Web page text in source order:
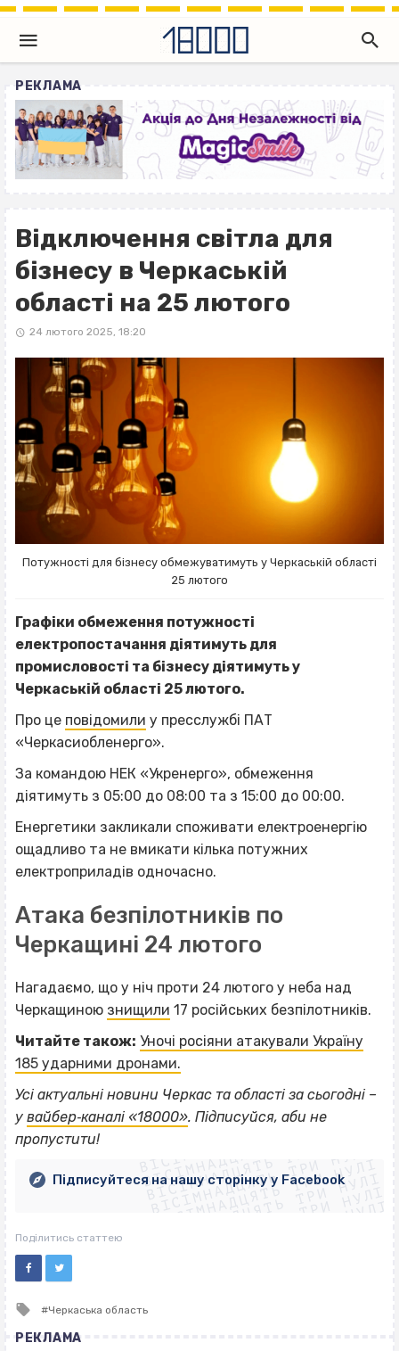
РЕКЛАМА
Відключення світла для
бізнесу в Черкаській
області на 25 лютого
24 лютого 2025, 18:20
Потужності для бізнесу обмежуватимуть у Черкаській області
25 лютого
Графіки обмеження потужності
електропостачання діятимуть для
промисловості та бізнесу діятимуть у
Черкаській області 25 лютого.
Про це повідомили у пресслужбі ПАТ
«Черкасиобленерго».
За командою НЕК «Укренерго», обмеження
діятимуть з 05:00 до 08:00 та з 15:00 до 00:00.
Енергетики закликали споживати електроенергію
ощадливо та не вмикати кілька потужних
електроприладів одночасно.
Атака безпілотників по
Черкащині 24 лютого
Нагадаємо, що у ніч проти 24 лютого у неба над
Черкащиною знищили 17 російських безпілотників.
Читайте також: Уночі росіяни атакували Україну
185 ударними дронами.
Усі актуальні новини Черкас та області за сьогодні –
у вайбер‐каналі «18000». Підписуйся, аби не
пропустити!
ВІСІМНАДЦЯТЬ ТРИ НУЛІ
ВІСІМНАДЦЯТЬ ТРИ НУЛІ
ВІСІМНАДЦЯТЬ ТРИ НУЛІ
ВІСІМНАДЦЯТЬ ТРИ НУЛІ
ВІСІМНАДЦЯТЬ ТРИ НУЛІ
ВІСІМНАДЦЯТЬ ТРИ НУЛІ
ВІСІМНАДЦЯТЬ ТРИ НУЛІ
ВІСІМНАДЦЯТЬ ТРИ НУЛІ
Підписуйтеся на нашу сторінку у Facebook
Поділитись статтею
Tagged
Черкаська область
РЕКЛАМА